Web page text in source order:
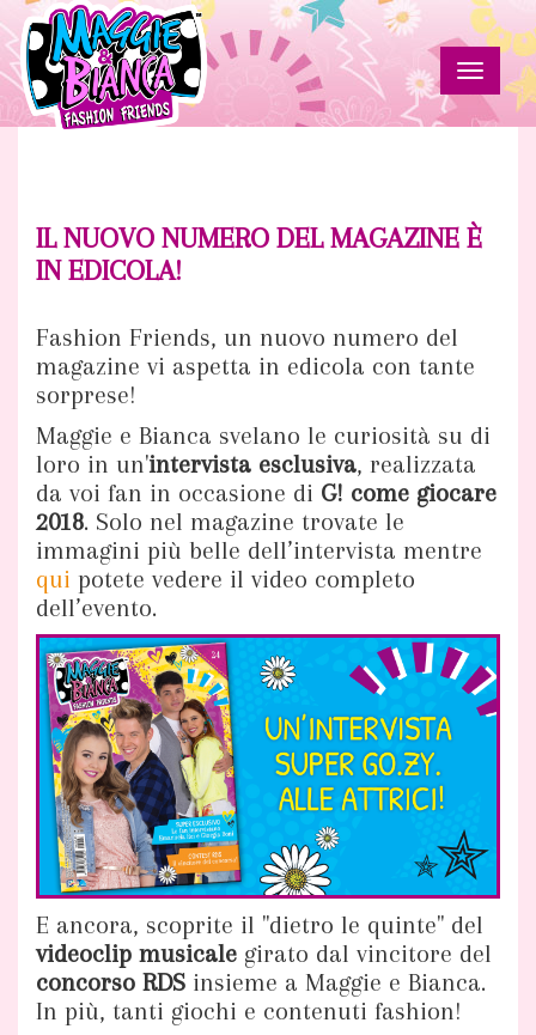
Salta
al
contenuto
principale
Fashion
Friends
Toggle
numero
del
magazine
è
in
edicola!
IL NUOVO NUMERO DEL MAGAZINE È
IN EDICOLA!
Fashion Friends, un nuovo numero del
magazine vi aspetta in edicola con tante
sorprese!
Maggie e Bianca svelano le curiosità su di
loro in un'intervista esclusiva, realizzata
da voi fan in occasione di G! come giocare
2018. Solo nel magazine trovate le
immagini più belle dell’intervista mentre
qui potete vedere il video completo
dell’evento.
E ancora, scoprite il "dietro le quinte" del
videoclip musicale girato dal vincitore del
concorso RDS insieme a Maggie e Bianca.
In più, tanti giochi e contenuti fashion!